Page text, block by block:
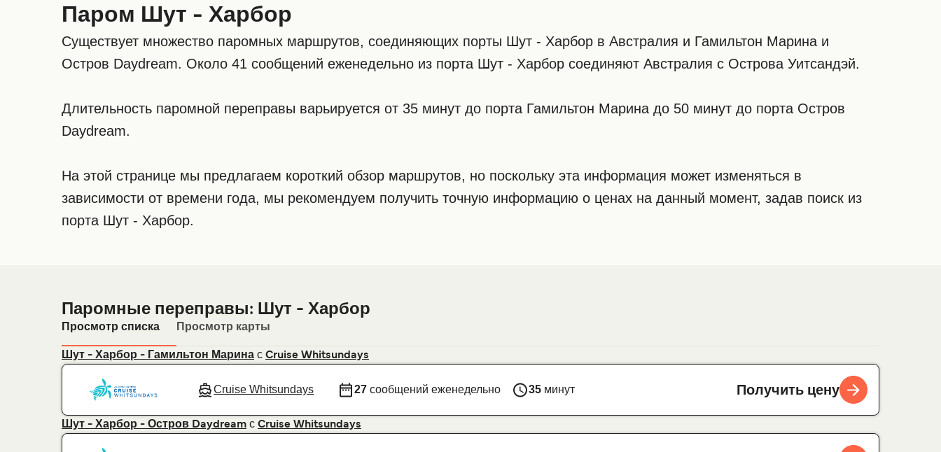
Паром Шут - Харбор
Существует множество паромных маршрутов, соединяющих порты Шут - Харбор в Австралия и Гамильтон Марина и
Остров Daydream. Около 41 сообщений еженедельно из порта Шут - Харбор соединяют Австралия с Острова Уитсандэй.
Длительность паромной переправы варьируется от 35 минут до порта Гамильтон Марина до 50 минут до порта Остров
Daydream.
На этой странице мы предлагаем короткий обзор маршрутов, но поскольку эта информация может изменяться в
зависимости от времени года, мы рекомендуем получить точную информацию о ценах на данный момент, задав поиск из
порта Шут - Харбор.
Паромные переправы: Шут - Харбор
Просмотр списка Просмотр карты
Шут - Харбор - Гамильтон Марина с Cruise Whitsundays
Cruise Whitsundays 27 сообщений еженедельно 35 минут Получить цену
Шут - Харбор - Остров Daydream с Cruise Whitsundays